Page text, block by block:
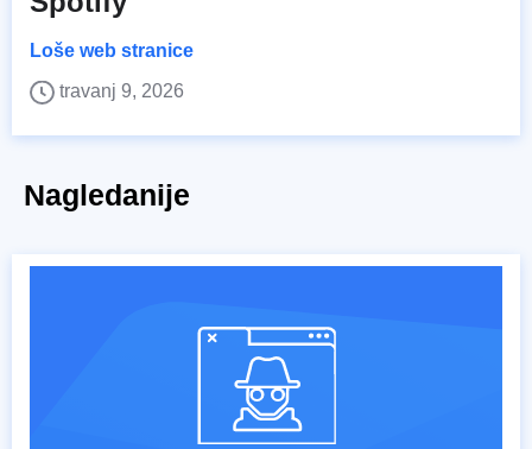
Loše web stranice
travanj 9, 2026
Nagledanije